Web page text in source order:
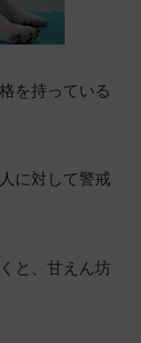
を持っている
に対して警戒
と、甘えん坊